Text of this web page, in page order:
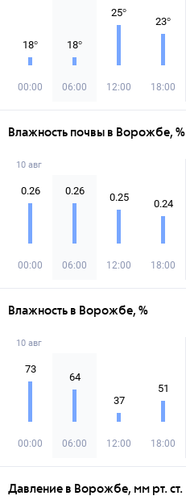
18°
00:00
18°
06:00
25°
12:00
23°
18:00
Влажность почвы в Ворожбе, %
10 авг
0.26
00:00
0.26
06:00
0.25
12:00
0.24
18:00
Влажность в Ворожбе, %
10 авг
73
00:00
64
06:00
37
12:00
51
18:00
Давление в Ворожбе, мм рт. ст.